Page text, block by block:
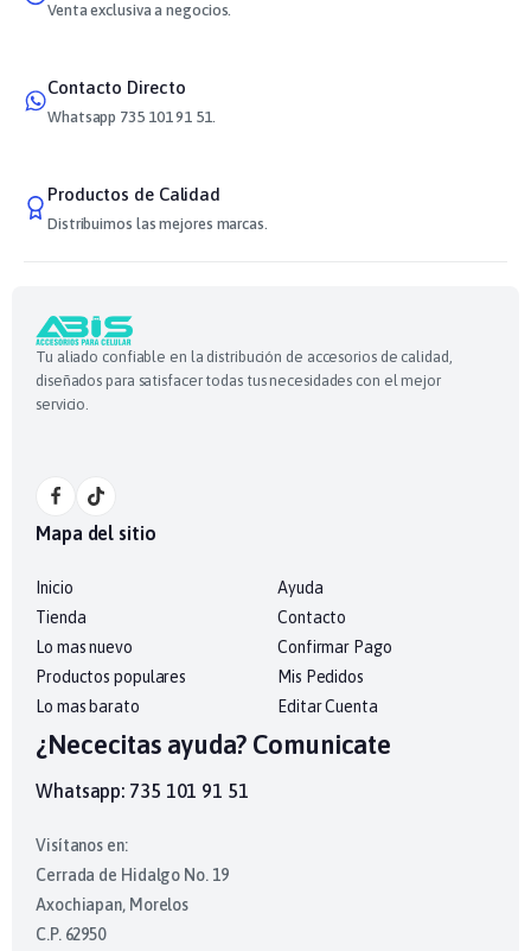
Venta exclusiva a negocios.
Contacto Directo
Whatsapp 735 101 91 51.
Productos de Calidad
Distribuimos las mejores marcas.
Tu aliado confiable en la distribución de accesorios de calidad,
diseñados para satisfacer todas tus necesidades con el mejor
servicio.
Mapa del sitio
Inicio
Tienda
Lo mas nuevo
Productos populares
Lo mas barato
Ayuda
Contacto
Confirmar Pago
Mis Pedidos
Editar Cuenta
¿Nececitas ayuda? Comunicate
Whatsapp: 735 101 91 51
Visítanos en:
Cerrada de Hidalgo No. 19
Axochiapan, Morelos
C.P. 62950